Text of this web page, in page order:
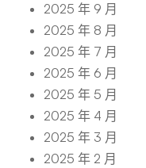
2025 年 9 月
2025 年 8 月
2025 年 7 月
2025 年 6 月
2025 年 5 月
2025 年 4 月
2025 年 3 月
2025 年 2 月